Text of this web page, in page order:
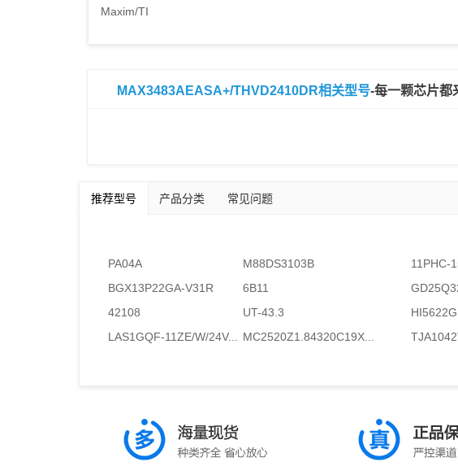
Maxim/TI
MAX3483AEASA+/THVD2410DR相关型号-每一颗芯片都
推荐型号 产品分类 常见问题
PA04A
M88DS3103B
BGX13P22GA-V31R
6B11
42108
UT-43.3
LAS1GQF-11ZE/W/24V...
MC2520Z1.84320C19X...
11PHC-